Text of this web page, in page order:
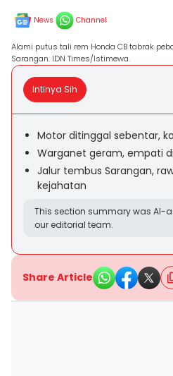
News Channel
Alami putus tali rem Honda CB tabrak
Sarangan. IDN Times/Istimewa.
Intinya Sih
Motor ditinggal sebentar,
Warganet geram, empati
Jalur tembus Sarangan,
kejahatan
This section summary was AI-
our editorial team.
Share Article